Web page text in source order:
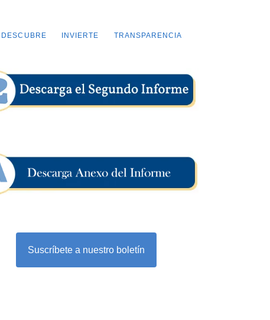
DESCUBRE INVIERTE TRANSPARENCIA
Suscríbete a nuestro boletín